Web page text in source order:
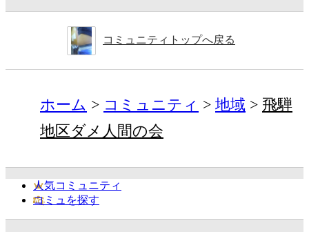
コミュニティトップへ戻る
ホーム コミュニティ 地域
飛騨
地区ダメ人間の会
人気コミュニティ
コミュを探す